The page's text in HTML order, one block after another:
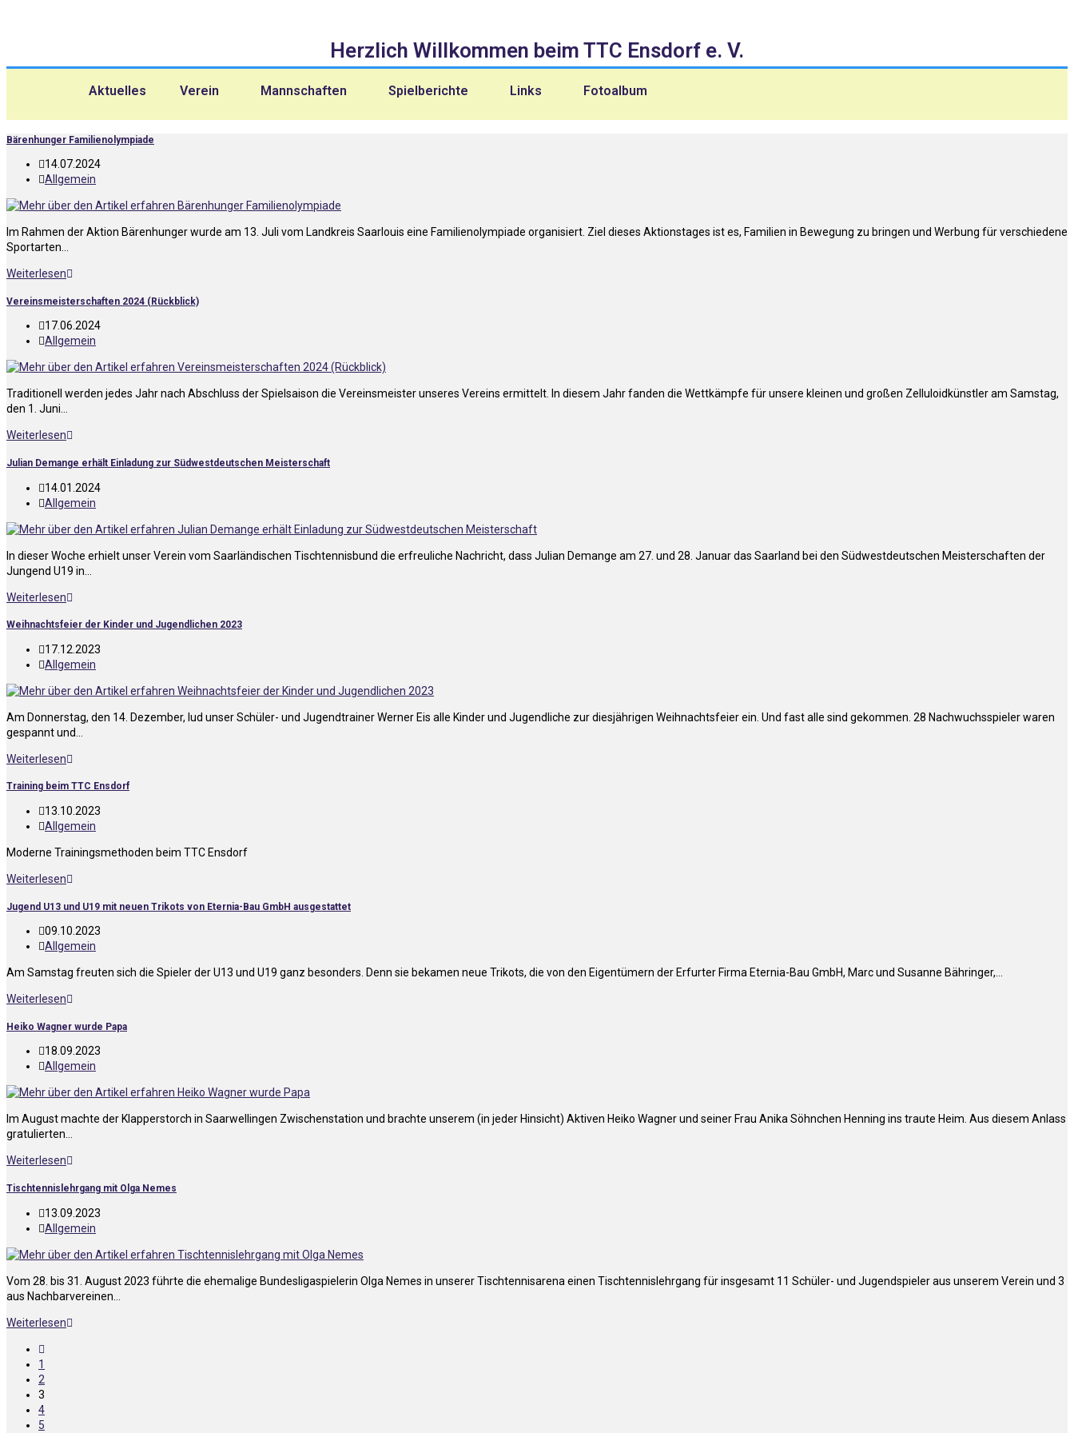
Herzlich Willkommen beim TTC Ensdorf e. V.
Aktuelles Verein Mannschaften Spielberichte Links Fotoalbum
Bärenhunger Familienolympiade
14.07.2024
Allgemein
Im Rahmen der Aktion Bärenhunger wurde am 13. Juli vom Landkreis Saarlouis eine Familienolympiade organisiert. Ziel dieses Aktionstages ist es, Familien in Bewegung zu bringen und Werbung für verschiedene
Sportarten…
Weiterlesen
Vereinsmeisterschaften 2024 (Rückblick)
17.06.2024
Allgemein
Traditionell werden jedes Jahr nach Abschluss der Spielsaison die Vereinsmeister unseres Vereins ermittelt. In diesem Jahr fanden die Wettkämpfe für unsere kleinen und großen Zelluloidkünstler am Samstag,
den 1. Juni…
Weiterlesen
Julian Demange erhält Einladung zur Südwestdeutschen Meisterschaft
14.01.2024
Allgemein
In dieser Woche erhielt unser Verein vom Saarländischen Tischtennisbund die erfreuliche Nachricht, dass Julian Demange am 27. und 28. Januar das Saarland bei den Südwestdeutschen Meisterschaften der
Jungend U19 in…
Weiterlesen
Weihnachtsfeier der Kinder und Jugendlichen 2023
17.12.2023
Allgemein
Am Donnerstag, den 14. Dezember, lud unser Schüler- und Jugendtrainer Werner Eis alle Kinder und Jugendliche zur diesjährigen Weihnachtsfeier ein. Und fast alle sind gekommen. 28 Nachwuchsspieler waren
gespannt und…
Weiterlesen
Training beim TTC Ensdorf
13.10.2023
Allgemein
Moderne Trainingsmethoden beim TTC Ensdorf
Weiterlesen
Jugend U13 und U19 mit neuen Trikots von Eternia-Bau GmbH ausgestattet
09.10.2023
Allgemein
Am Samstag freuten sich die Spieler der U13 und U19 ganz besonders. Denn sie bekamen neue Trikots, die von den Eigentümern der Erfurter Firma Eternia-Bau GmbH, Marc und Susanne Bähringer,…
Weiterlesen
Heiko Wagner wurde Papa
18.09.2023
Allgemein
Im August machte der Klapperstorch in Saarwellingen Zwischenstation und brachte unserem (in jeder Hinsicht) Aktiven Heiko Wagner und seiner Frau Anika Söhnchen Henning ins traute Heim. Aus diesem Anlass
gratulierten…
Weiterlesen
Tischtennislehrgang mit Olga Nemes
13.09.2023
Allgemein
Vom 28. bis 31. August 2023 führte die ehemalige Bundesligaspielerin Olga Nemes in unserer Tischtennisarena einen Tischtennislehrgang für insgesamt 11 Schüler- und Jugendspieler aus unserem Verein und 3
aus Nachbarvereinen…
Weiterlesen
1
2
3
4
5